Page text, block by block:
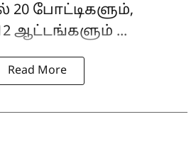
20 போட்டிகளும்,
ஆட்டங்களும் ...
Read More